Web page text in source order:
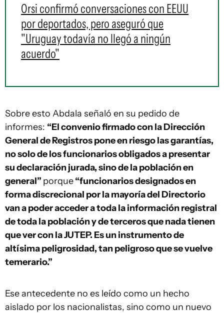
Orsi confirmó conversaciones con EEUU
por deportados, pero aseguró que
"Uruguay todavía no llegó a ningún
acuerdo"
Sobre esto Abdala señaló en su pedido de
informes: “El convenio firmado con la Dirección
General de Registros pone en riesgo las garantías,
no solo de los funcionarios obligados a presentar
su declaración jurada, sino de la población en
general” porque“funcionarios designados en
forma discrecional por la mayoría del Directorio
van a poder acceder a toda la información registral
de toda la población y de terceros que nada tienen
que ver con la JUTEP. Es un instrumento de
altísima peligrosidad, tan peligroso que se vuelve
temerario.”
Ese antecedente no es leído como un hecho
aislado por los nacionalistas, sino como un nuevo